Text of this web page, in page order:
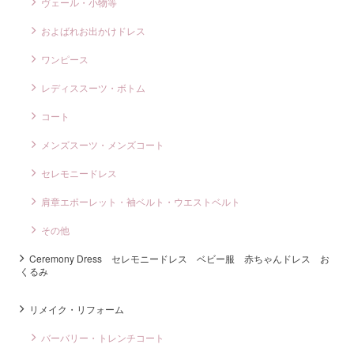
およばれお出かけドレス
ワンピース
レディススーツ・ボトム
コート
メンズスーツ・メンズコート
セレモニードレス
肩章エポーレット・袖ベルト・ウエストベルト
その他
Ceremony Dress セレモニードレス ベビー服 赤ちゃんドレス お
くるみ
リメイク・リフォーム
バーバリー・トレンチコート